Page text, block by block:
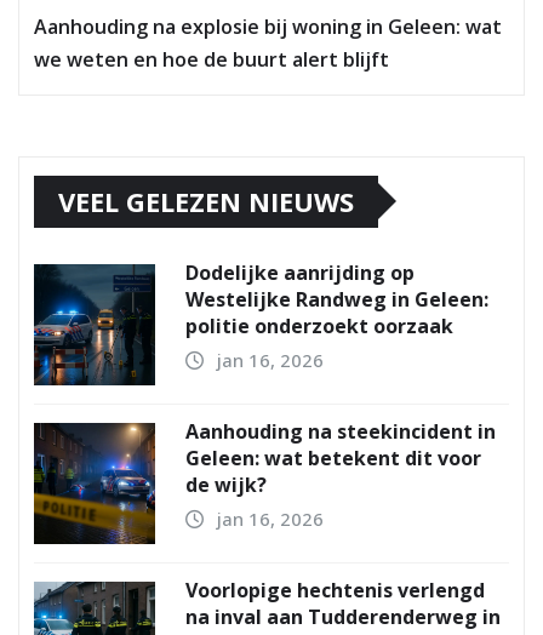
Aanhouding na explosie bij woning in Geleen: wat
we weten en hoe de buurt alert blijft
VEEL GELEZEN NIEUWS
Dodelijke aanrijding op
Westelijke Randweg in Geleen:
politie onderzoekt oorzaak
jan 16, 2026
Aanhouding na steekincident in
Geleen: wat betekent dit voor
de wijk?
jan 16, 2026
Voorlopige hechtenis verlengd
na inval aan Tudderenderweg in